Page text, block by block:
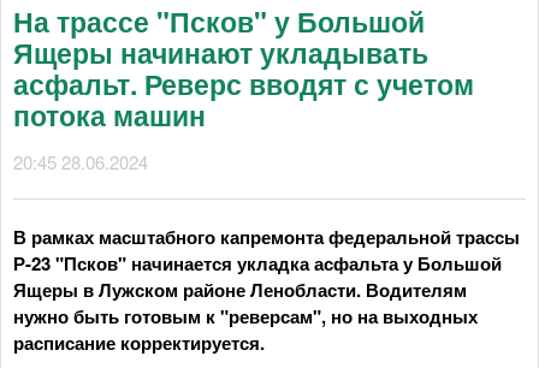
На трассе "Псков" у Большой
Ящеры начинают укладывать
асфальт. Реверс вводят с учетом
потока машин
20:45 28.06.2024
В рамках масштабного капремонта федеральной трассы
Р-23 "Псков" начинается укладка асфальта у Большой
Ящеры в Лужском районе Ленобласти. Водителям
нужно быть готовым к "реверсам", но на выходных
расписание корректируется.